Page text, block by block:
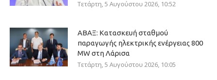
Τετάρτη, 5 Αυγούστου 2026, 10:52
ΑΒΑΞ: Κατασκευή σταθμού
παραγωγής ηλεκτρικής ενέργειας 800
ΜW στη Λάρισα
Τετάρτη, 5 Αυγούστου 2026, 10:05